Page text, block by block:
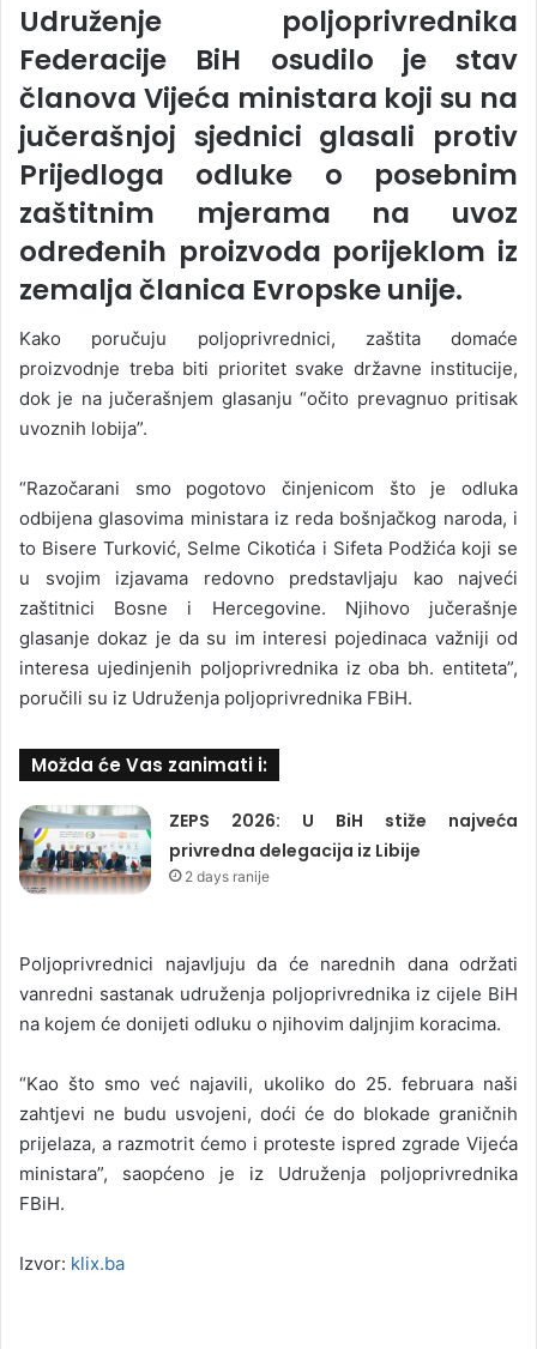
Udruženje poljoprivrednika
Federacije BiH osudilo je stav
članova Vijeća ministara koji su na
jučerašnjoj sjednici glasali protiv
Prijedloga odluke o posebnim
zaštitnim mjerama na uvoz
određenih proizvoda porijeklom iz
zemalja članica Evropske unije.
Kako poručuju poljoprivrednici, zaštita domaće
proizvodnje treba biti prioritet svake državne institucije,
dok je na jučerašnjem glasanju “očito prevagnuo pritisak
uvoznih lobija”.
“Razočarani smo pogotovo činjenicom što je odluka
odbijena glasovima ministara iz reda bošnjačkog naroda, i
to Bisere Turković, Selme Cikotića i Sifeta Podžića koji se
u svojim izjavama redovno predstavljaju kao najveći
zaštitnici Bosne i Hercegovine. Njihovo jučerašnje
glasanje dokaz je da su im interesi pojedinaca važniji od
interesa ujedinjenih poljoprivrednika iz oba bh. entiteta”,
poručili su iz Udruženja poljoprivrednika FBiH.
Možda će Vas zanimati i:
ZEPS 2026: U BiH stiže najveća
privredna delegacija iz Libije
2 days ranije
Poljoprivrednici najavljuju da će narednih dana održati
vanredni sastanak udruženja poljoprivrednika iz cijele BiH
na kojem će donijeti odluku o njihovim daljnjim koracima.
“Kao što smo već najavili, ukoliko do 25. februara naši
zahtjevi ne budu usvojeni, doći će do blokade graničnih
prijelaza, a razmotrit ćemo i proteste ispred zgrade Vijeća
ministara”, saopćeno je iz Udruženja poljoprivrednika
FBiH.
Izvor: klix.ba